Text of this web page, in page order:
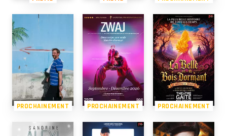
PROCHAINEMENT PROCHAINEMENT PROCHAINEMENT